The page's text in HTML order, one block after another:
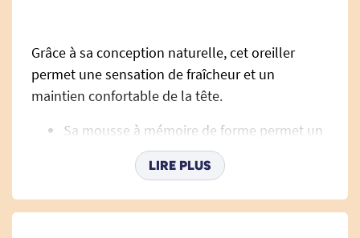
Grâce à sa conception naturelle, cet oreiller
permet une sensation de fraîcheur et un
maintien confortable de la tête.
Sa mousse à mémoire de forme permet un
soutien ferme des cervicales.
La mousse est enrichie à l'huile de ricin et
au charbon actif de bambou. Cela permet
de garder une sensation de fraîcheur et
LIRE PLUS